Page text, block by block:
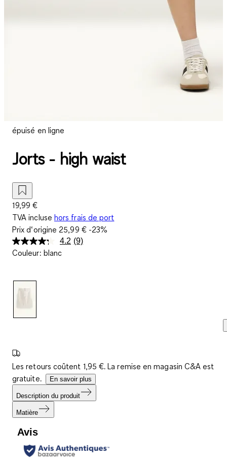
épuisé en ligne
Jorts - high waist
19,99 €
TVA incluse hors frais de port
Prix d‘origine 25,99 €-23%
4.2 Lire
(9)
Couleur: blanc
Les retours coûtent 1,95 €. La remise en magasin C&A est
gratuite.
En savoir plus
Description du produit
Matière
Avis